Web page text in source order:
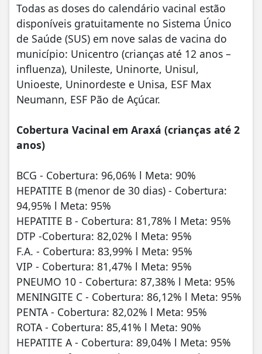
Todas as doses do calendário vacinal estão
disponíveis gratuitamente no Sistema Único
de Saúde (SUS) em nove salas de vacina do
município: Unicentro (crianças até 12 anos –
influenza), Unileste, Uninorte, Unisul,
Unioeste, Uninordeste e Unisa, ESF Max
Neumann, ESF Pão de Açúcar.
Cobertura Vacinal em Araxá (crianças até 2
anos)
BCG - Cobertura: 96,06% l Meta: 90%
HEPATITE B (menor de 30 dias) - Cobertura:
94,95% l Meta: 95%
HEPATITE B - Cobertura: 81,78% l Meta: 95%
DTP -Cobertura: 82,02% l Meta: 95%
F.A. - Cobertura: 83,99% l Meta: 95%
VIP - Cobertura: 81,47% l Meta: 95%
PNEUMO 10 - Cobertura: 87,38% l Meta: 95%
MENINGITE C - Cobertura: 86,12% l Meta: 95%
PENTA - Cobertura: 82,02% l Meta: 95%
ROTA - Cobertura: 85,41% l Meta: 90%
HEPATITE A - Cobertura: 89,04% l Meta: 95%